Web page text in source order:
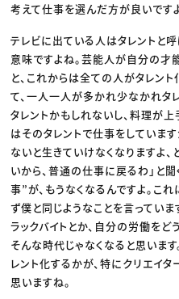
考えて仕事を選んだ方が良いです
テレビに出ている人はタレントと
意味ですよね。芸能人が自分の才
と、これからは全ての人がタレン
て、一人一人が多かれ少なかれタ
タレントかもしれないし、料理が
はそのタレントで仕事をしていま
ないと生きていけなくなりますよ、
いから、普通の仕事に戻るわ」と
事”が、もうなくなるんですよ。こ
ず僕と同じようなことを言ってい
ラックバイトとか、自分の労働をど
そんな時代じゃなくなると思いま
レント化するかが、特にクリエイ
思いますね。